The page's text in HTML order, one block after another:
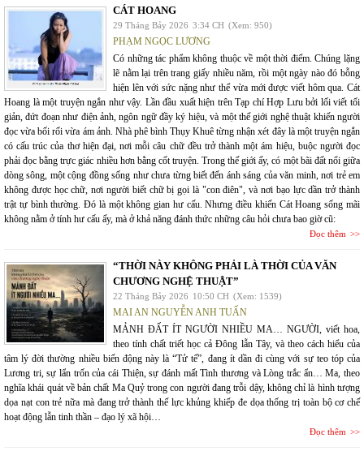
CÁT HOANG
29 Tháng Bảy 2026 3:34 CH (Xem: 950)
PHẠM NGỌC LƯƠNG
Có những tác phẩm không thuộc về một thời điểm. Chúng lặng
lẽ nằm lại trên trang giấy nhiều năm, rồi một ngày nào đó bỗng
hiện lên với sức nặng như thể vừa mới được viết hôm qua. Cát
Hoang là một truyện ngắn như vậy. Lần đầu xuất hiện trên Tạp chí Hợp Lưu bởi lối viết tối
giản, đứt đoạn như điện ảnh, ngôn ngữ đầy ký hiệu, và một thế giới nghệ thuật khiến người
đọc vừa bối rối vừa ám ảnh. Nhà phê bình Thụy Khuê từng nhận xét đây là một truyện ngắn
có cấu trúc của thơ hiện đại, nơi mỗi câu chữ đều trở thành một ám hiệu, buộc người đọc
phải đọc bằng trực giác nhiều hơn bằng cốt truyện. Trong thế giới ấy, có một bãi đất nổi giữa
dòng sông, một cộng đồng sống như chưa từng biết đến ánh sáng của văn minh, nơi trẻ em
không được học chữ, nơi người biết chữ bị gọi là "con điên", và nơi bạo lực dần trở thành
trật tự bình thường. Đó là một không gian hư cấu. Nhưng điều khiến Cát Hoang sống mãi
không nằm ở tính hư cấu ấy, mà ở khả năng đánh thức những câu hỏi chưa bao giờ cũ:
Đọc thêm
“THỜI NÀY KHÔNG PHẢI LÀ THỜI CỦA VĂN
CHƯƠNG NGHỆ THUẬT”
22 Tháng Bảy 2026 10:50 CH (Xem: 1539)
MAI AN NGUYỄN ANH TUẤN
MẢNH ĐẤT ÍT NGƯỜI NHIỀU MA… NGƯỜI, viết hoa,
theo tính chất triết học cả Đông lẫn Tây, và theo cách hiểu của
tâm lý đời thường nhiều biến động này là “Tử tế”, đang ít dần đi cùng với sự teo tóp của
Lương tri, sự lẩn trốn của cái Thiện, sự đánh mất Tình thương và Lòng trắc ẩn… Ma, theo
nghĩa khái quát về bản chất Ma Quỷ trong con người đang trỗi dậy, không chỉ là hình tượng
dọa nạt con trẻ nữa mà đang trở thành thế lực khủng khiếp đe dọa thống trị toàn bộ cơ chế
hoạt động lẫn tinh thần – đạo lý xã hội…
Đọc thêm